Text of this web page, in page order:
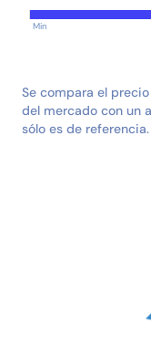
Min
Se compara el
del mercado con un
sólo es de referencia.